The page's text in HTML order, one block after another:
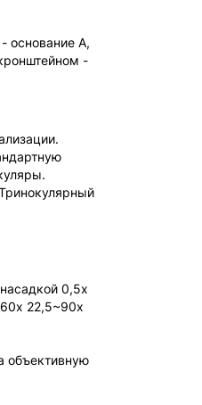
основание А,
-
0,5х
22,5~90х
объективную